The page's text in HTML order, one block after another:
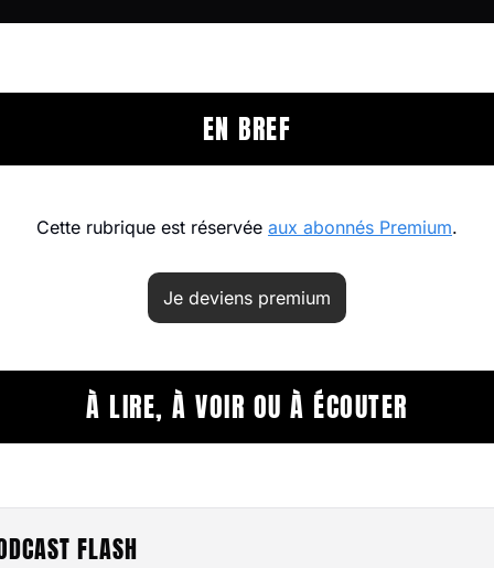
EN BREF
Cette rubrique est réservée aux abonnés Premium.
Je deviens premium
À LIRE, À VOIR OU À ÉCOUTER
FLASH